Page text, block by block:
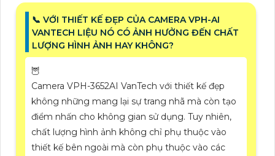
📞 VỚI THIẾT KẾ ĐẸP CỦA CAMERA VPH-AI
VANTECH LIỆU NÓ CÓ ẢNH HƯỞNG ĐẾN CHẤT
LƯỢNG HÌNH ẢNH HAY KHÔNG?
🦉
Camera VPH-3652AI VanTech với thiết kế đẹp
không những mang lại sự trang nhã mà còn tạo
điểm nhấn cho không gian sử dụng. Tuy nhiên,
chất lượng hình ảnh không chỉ phụ thuộc vào
thiết kế bên ngoài mà còn phụ thuộc vào các